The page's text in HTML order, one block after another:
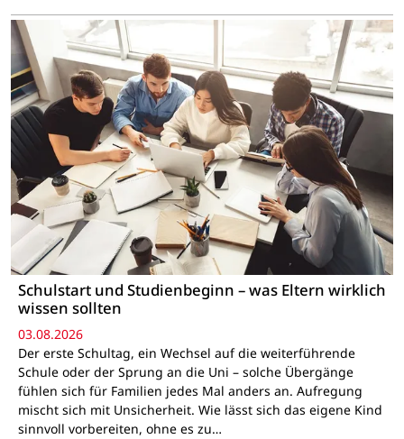
Schulstart und Studienbeginn – was Eltern wirklich
wissen sollten
03.08.2026
Der erste Schultag, ein Wechsel auf die weiterführende
Schule oder der Sprung an die Uni – solche Übergänge
fühlen sich für Familien jedes Mal anders an. Aufregung
mischt sich mit Unsicherheit. Wie lässt sich das eigene Kind
sinnvoll vorbereiten, ohne es zu…